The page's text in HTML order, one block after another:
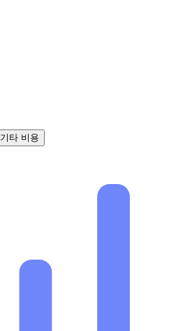
기타 비용